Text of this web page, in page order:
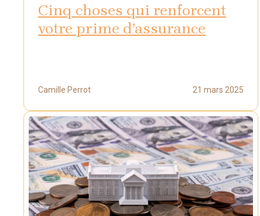
Cinq choses qui renforcent
votre prime d’assurance
Camille Perrot 21 mars 2025